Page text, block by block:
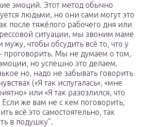
эмоций. Этот метод обычно
людьми, но они сами могут это
после тяжёлого рабочего дня или
ситуации, мы звоним маме
чтобы обсудить всё то, что у
проговорить. Мы не думаем о том,
но успешно это делаем.
но, надо не забывать говорить
(«Я так испугалась», «мне
или «Я так разозлился, что
Если же вам не с кем поговорить,
всё это самостоятельно, так
в подушку”.